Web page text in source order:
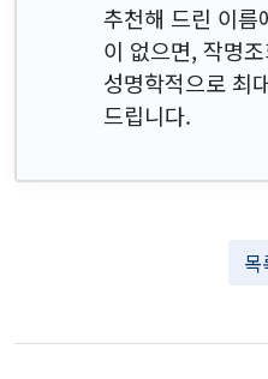
추천해 드린 이름
이 없으면, 작명
성명학적으로 최
드립니다.
목